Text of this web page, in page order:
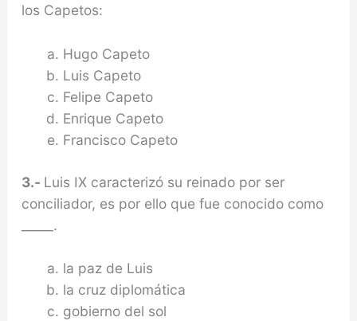
los Capetos:
Hugo Capeto
Luis Capeto
Felipe Capeto
Enrique Capeto
Francisco Capeto
3.- Luis IX caracterizó su reinado por ser
conciliador, es por ello que fue conocido como
_____.
la paz de Luis
la cruz diplomática
gobierno del sol